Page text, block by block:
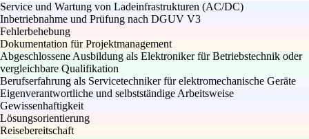
Service und Wartung von Ladeinfrastrukturen (AC/DC)
Inbetriebnahme und Prüfung nach DGUV V3
Fehlerbehebung
Dokumentation für Projektmanagement
Abgeschlossene Ausbildung als Elektroniker für Betriebstechnik oder
vergleichbare Qualifikation
Berufserfahrung als Servicetechniker für elektromechanische Geräte
Eigenverantwortliche und selbstständige Arbeitsweise
Gewissenhaftigkeit
Lösungsorientierung
Reisebereitschaft